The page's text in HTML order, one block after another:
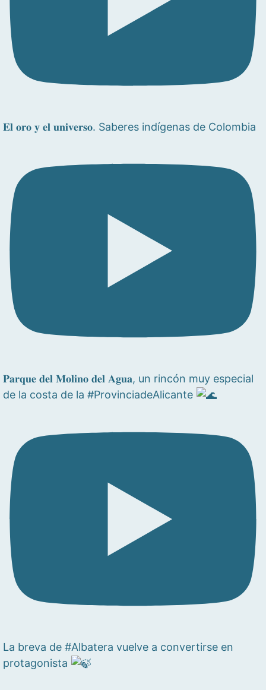
𝐄𝐥 𝐨𝐫𝐨 𝐲 𝐞𝐥 𝐮𝐧𝐢𝐯𝐞𝐫𝐬𝐨. Saberes indígenas de Colombia
𝐏𝐚𝐫𝐪𝐮𝐞 𝐝𝐞𝐥 𝐌𝐨𝐥𝐢𝐧𝐨 𝐝𝐞𝐥 𝐀𝐠𝐮𝐚, un rincón muy especial
de la costa de la #ProvinciadeAlicante
La breva de #Albatera vuelve a convertirse en
protagonista